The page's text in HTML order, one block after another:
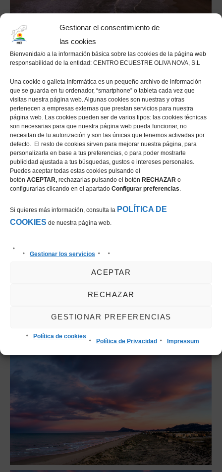
Gestionar el consentimiento de
las cookies
Bienvenida/o a la información básica sobre las cookies de la página web
responsabilidad de la entidad: CENTRO ECUESTRE OLIVA NOVA, S.L
Una cookie o galleta informática es un pequeño archivo de información
que se guarda en tu ordenador, “smartphone” o tableta cada vez que
visitas nuestra página web. Algunas cookies son nuestras y otras
pertenecen a empresas externas que prestan servicios para nuestra
página web. Las cookies pueden ser de varios tipos: las cookies técnicas
son necesarias para que nuestra página web pueda funcionar, no
necesitan de tu autorización y son las únicas que tenemos activadas por
defecto. El resto de cookies sirven para mejorar nuestra página, para
personalizarla en base a tus preferencias, o para poder mostrarte
publicidad ajustada a tus búsquedas, gustos e intereses personales.
Puedes aceptar todas estas cookies pulsando el
botón ACEPTAR, rechazarlas pulsando el botón RECHAZAR o
configurarlas clicando en el apartado Configurar preferencias
Si quieres más información, consulta la POLÍTICA DE
COOKIES de nuestra página web.
Gestionar los servicios
ACEPTAR
RECHAZAR
GESTIONAR PREFERENCIAS
Política de cookies
Política de Privacidad Impressum